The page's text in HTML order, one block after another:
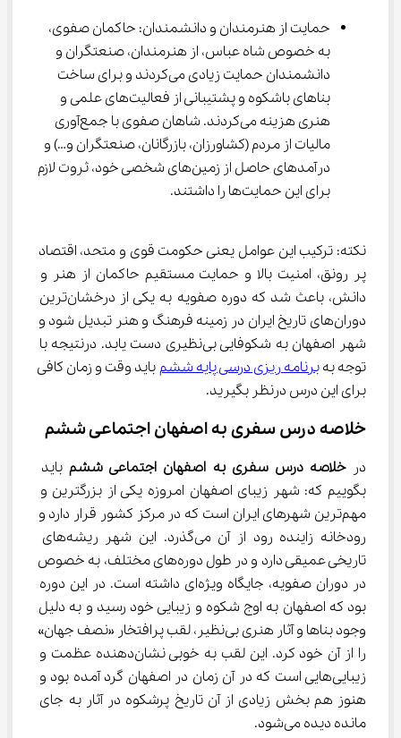
حمایت از هنرمندان و دانشمندان: حاکمان صفوی،
به خصوص شاه عباس، از هنرمندان، صنعتگران و
دانشمندان حمایت زیادی می‌کردند و برای ساخت
بناهای باشکوه و پشتیبانی از فعالیت‌های علمی و
هنری هزینه می‌کردند. شاهان صفوی با جمع‌آوری
مالیات از مردم (کشاورزان، بازرگانان، صنعتگران و…) و
درآمدهای حاصل از زمین‌های شخصی خود، ثروت لازم
برای این حمایت‌ها را داشتند.
نکته: ترکیب این عوامل یعنی حکومت قوی و متحد، اقتصاد
پر رونق، امنیت بالا و حمایت مستقیم حاکمان از هنر و
دانش، باعث شد که دوره صفویه به یکی از درخشان‌ترین
دوران‌های تاریخ ایران در زمینه فرهنگ و هنر تبدیل شود و
شهر اصفهان به شکوفایی بی‌نظیری دست یابد. درنتیجه با
توجه به برنامه ریزی درسی پایه ششم باید وقت و زمان کافی
برای این درس درنظر بگیرید.
خلاصه درس سفری به اصفهان اجتماعی ششم
در خلاصه درس سفری به اصفهان اجتماعی ششم باید
بگوییم که: شهر زیبای اصفهان امروزه یکی از بزرگترین و
مهم‌ترین شهرهای ایران است که در مرکز کشور قرار دارد و
رودخانه زاینده رود از آن می‌گذرد. این شهر ریشه‌های
تاریخی عمیقی دارد و در طول دوره‌های مختلف، به خصوص
در دوران صفویه، جایگاه ویژه‌ای داشته است. در این دوره
بود که اصفهان به اوج شکوه و زیبایی خود رسید و به دلیل
وجود بناها و آثار هنری بی‌نظیر، لقب پرافتخار «نصف جهان»
را از آن خود کرد. این لقب به خوبی نشان‌دهنده عظمت و
زیبایی‌هایی است که در آن زمان در اصفهان گرد آمده بود و
هنوز هم بخش زیادی از آن تاریخ پرشکوه در آثار به جای
مانده دیده می‌شود.